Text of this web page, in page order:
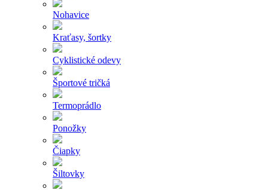
Nohavice
Kraťasy, šortky
Cyklistické odevy
Športové tričká
Termoprádlo
Ponožky
Čiapky
Šiltovky